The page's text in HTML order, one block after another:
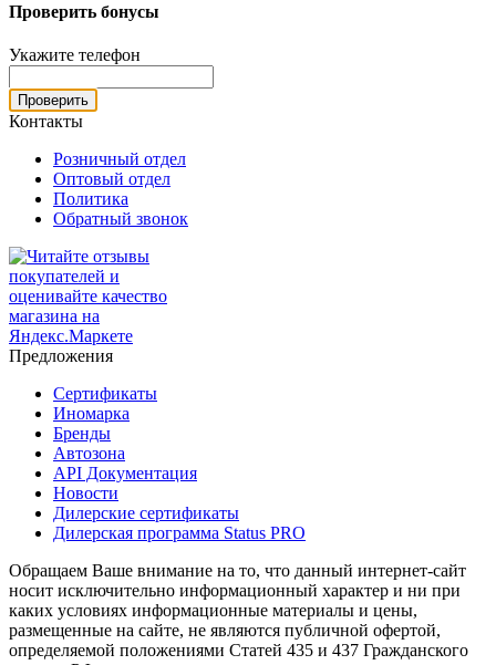
Проверить бонусы
Укажите телефон
Проверить
Контакты
Розничный отдел
Оптовый отдел
Политика
Обратный звонок
Предложения
Сертификаты
Иномарка
Бренды
Автозона
API Документация
Новости
Дилерские сертификаты
Дилерская программа Status PRO
Обращаем Ваше внимание на то, что данный интернет-сайт
носит исключительно информационный характер и ни при
каких условиях информационные материалы и цены,
размещенные на сайте, не являются публичной офертой,
определяемой положениями Статей 435 и 437 Гражданского